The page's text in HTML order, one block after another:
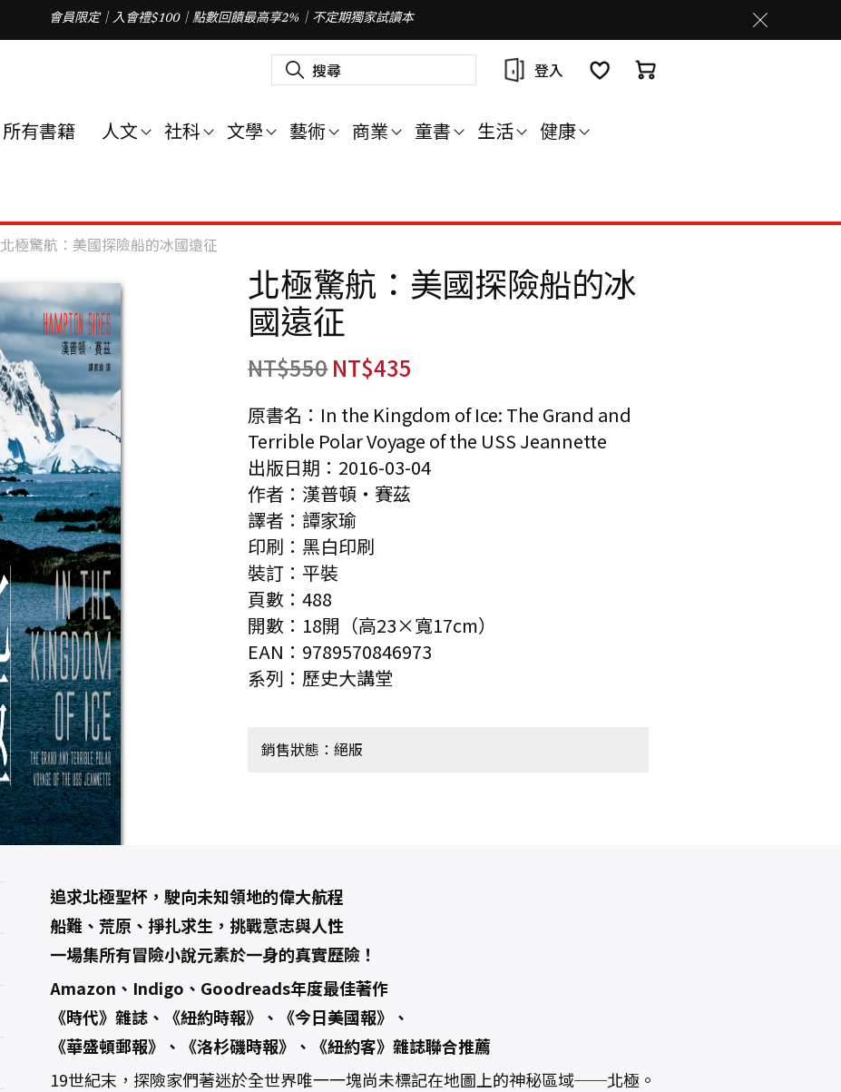
會員限定｜入會禮$100｜點數回饋最高享2%｜不定期獨家試讀本
搜
尋
字
登入
所有書籍 人文 社科 文學 藝術 商業 童書 生活 健康
北極驚航：美國探險船的冰國遠征
北極驚航：美國探險船的冰
國遠征
NT$550NT$435
原書名：In the Kingdom of Ice: The Grand and
Terrible Polar Voyage of the USS Jeannette
出版日期：2016-03-04
作者：漢普頓‧賽茲
譯者：譚家瑜
印刷：黑白印刷
裝訂：平裝
頁數：488
開數：18開（高23×寬17cm）
EAN：9789570846973
系列：歷史大講堂
銷售狀態：絕版
追求北極聖杯，駛向未知領地的偉大航程
船難、荒原、掙扎求生，挑戰意志與人性
一場集所有冒險小說元素於一身的真實歷險！
Amazon、Indigo、Goodreads年度最佳著作
《時代》雜誌、《紐約時報》、《今日美國報》、
《華盛頓郵報》、《洛杉磯時報》、《紐約客》雜誌聯合推薦
19世紀末，探險家們著迷於全世界唯一一塊尚未標記在地圖上的神秘區域──北極。